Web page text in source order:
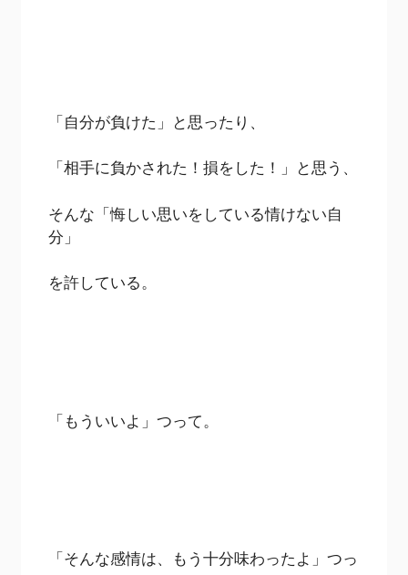
「自分が負けた」と思ったり、
「相手に負かされた！損をした！」と思う、
そんな「悔しい思いをしている情けない自
分」
を許している。
「もういいよ」つって。
「そんな感情は、もう十分味わったよ」つっ